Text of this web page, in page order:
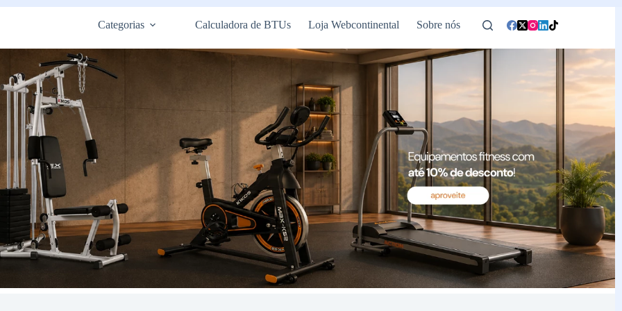
Categorias Calculadora de BTUs Loja Webcontinental Sobre nós